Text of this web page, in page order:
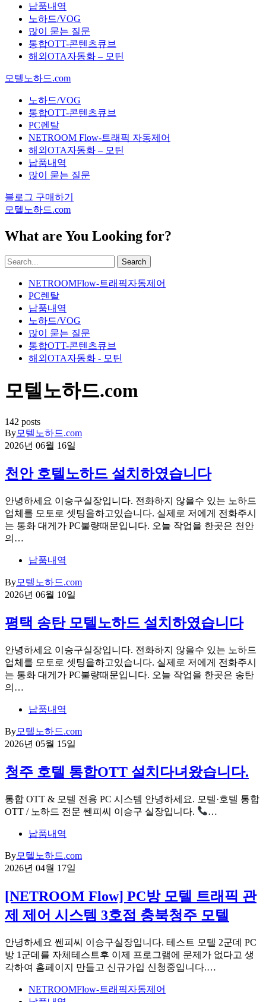
납품내역
노하드/VOG
많이 묻는 질문
통합OTT-콘텐츠큐브
해외OTA자동화 – 모틴
모텔노하드.com
노하드/VOG
통합OTT-콘텐츠큐브
PC렌탈
NETROOM Flow-트래픽 자동제어
해외OTA자동화 – 모틴
납품내역
많이 묻는 질문
블로그 구매하기
모텔노하드.com
What are You Looking for?
Search
NETROOMFlow-트래픽자동제어
PC렌탈
납품내역
노하드/VOG
많이 묻는 질문
통합OTT-콘텐츠큐브
해외OTA자동화 - 모틴
모텔노하드.com
142 posts
By모텔노하드.com
2026년 06월 16일
천안 호텔노하드 설치하였습니다
안녕하세요 이승구실장입니다. 전화하지 않을수 있는 노하드
업체를 모토로 셋팅을하고있습니다. 실제로 저에게 전화주시
는 통화 대게가 PC불량때문입니다. 오늘 작업을 한곳은 천안
의…
납품내역
By모텔노하드.com
2026년 06월 10일
평택 송탄 모텔노하드 설치하였습니다
안녕하세요 이승구실장입니다. 전화하지 않을수 있는 노하드
업체를 모토로 셋팅을하고있습니다. 실제로 저에게 전화주시
는 통화 대게가 PC불량때문입니다. 오늘 작업을 한곳은 송탄
의…
납품내역
By모텔노하드.com
2026년 05월 15일
청주 호텔 통합OTT 설치다녀왔습니다.
통합 OTT & 모텔 전용 PC 시스템 안녕하세요. 모텔·호텔 통합
OTT / 노하드 전문 쎈피씨 이승구 실장입니다.
…
납품내역
By모텔노하드.com
2026년 04월 17일
[NETROOM Flow] PC방 모텔 트래픽 관
제 제어 시스템 3호점 충북청주 모텔
안녕하세요 쎈피씨 이승구실장입니다. 테스트 모텔 2군데 PC
방 1군데를 자체테스트후 이제 프로그램에 문제가 없다고 생
각하여 홈페이지 만들고 신규가입 신청중입니다.…
NETROOMFlow-트래픽자동제어